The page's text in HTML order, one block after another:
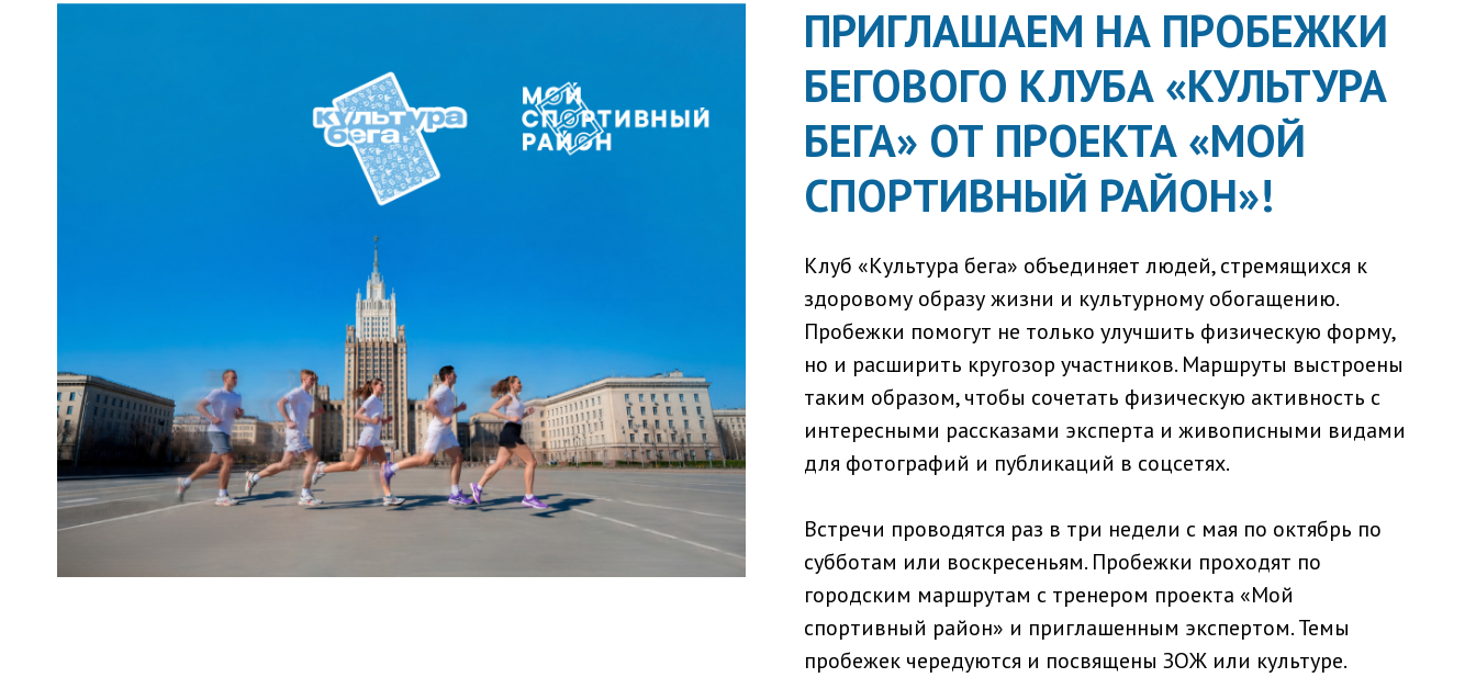
ПРИГЛАШАЕМ НА ПРОБЕЖКИ
БЕГОВОГО КЛУБА «КУЛЬТУРА
БЕГА» ОТ ПРОЕКТА «МОЙ
СПОРТИВНЫЙ РАЙОН»!
Клуб «Культура бега» объединяет людей, стремящихся к
здоровому образу жизни и культурному обогащению.
Пробежки помогут не только улучшить физическую форму,
но и расширить кругозор участников. Маршруты выстроены
таким образом, чтобы сочетать физическую активность с
интересными рассказами эксперта и живописными видами
для фотографий и публикаций в соцсетях.
Встречи проводятся раз в три недели с мая по октябрь по
субботам или воскресеньям. Пробежки проходят по
городским маршрутам с тренером проекта «Мой
спортивный район» и приглашенным экспертом. Темы
пробежек чередуются и посвящены ЗОЖ или культуре.